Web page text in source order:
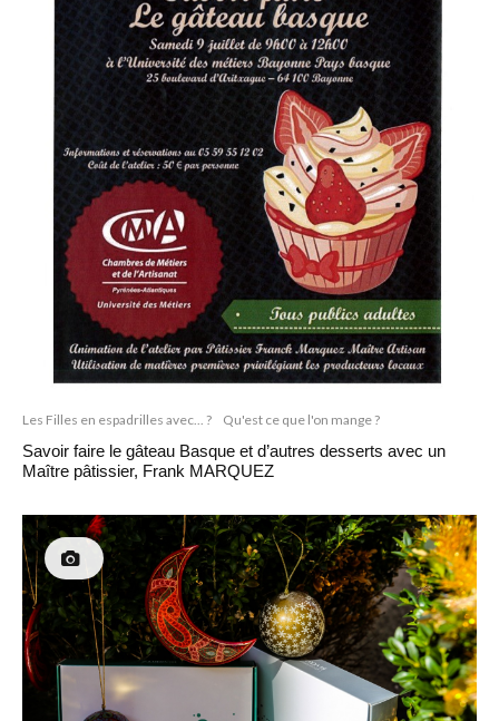
Les Filles en espadrilles avec... ? Qu'est ce que l'on mange ?
Savoir faire le gâteau Basque et d’autres desserts avec un
Maître pâtissier, Frank MARQUEZ